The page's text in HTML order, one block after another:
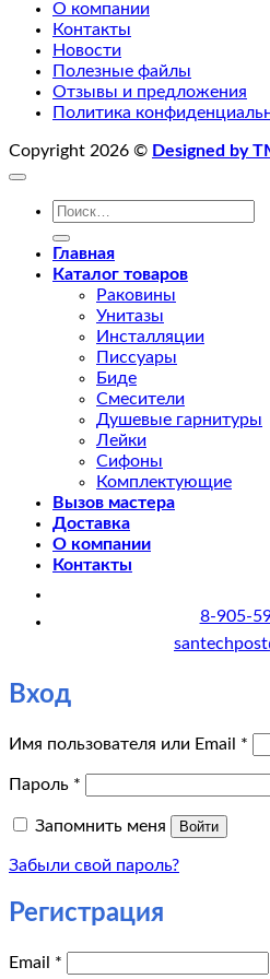
О компании
Контакты
Новости
Полезные файлы
Отзывы и предложения
Политика
Copyright 2026 © Designed by
Искать:
Главная
Каталог товаров
Раковины
Унитазы
Инсталляции
Писсуары
Биде
Смесители
Душевые гарнитуры
Лейки
Сифоны
Комплектующие
Вызов мастера
Доставка
О компании
Контакты
8-905-
Вход
Имя пользователя или Email *
Пароль *
Запомнить меня Войти
Забыли свой пароль?
Регистрация
Email *